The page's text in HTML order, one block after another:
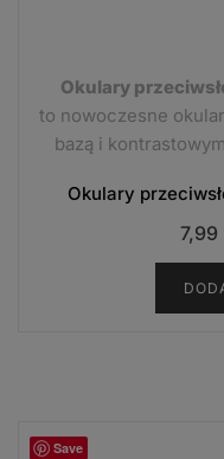
Okulary
to nowoczesne
bazą i
Okulary
7,99
Save